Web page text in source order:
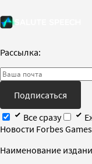
Рассылка:
Подписаться
Все сразу
Новости Forbes Games
Наименование